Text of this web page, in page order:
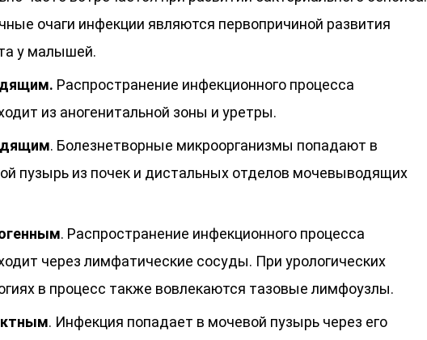
очаги инфекции являются первопричиной развития
у малышей.
Распространение инфекционного процесса
из аногенитальной зоны и уретры.
. Болезнетворные микроорганизмы попадают в
пузырь из почек и дистальных отделов мочевыводящих
. Распространение инфекционного процесса
через лимфатические сосуды. При урологических
в процесс также вовлекаются тазовые лимфоузлы.
. Инфекция попадает в мочевой пузырь через его